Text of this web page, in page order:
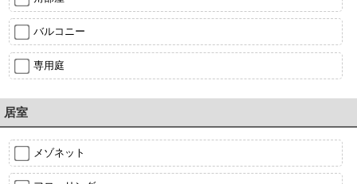
バルコニー
専用庭
居室
メゾネット